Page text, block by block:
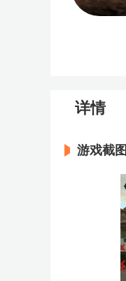
详情
游戏截图